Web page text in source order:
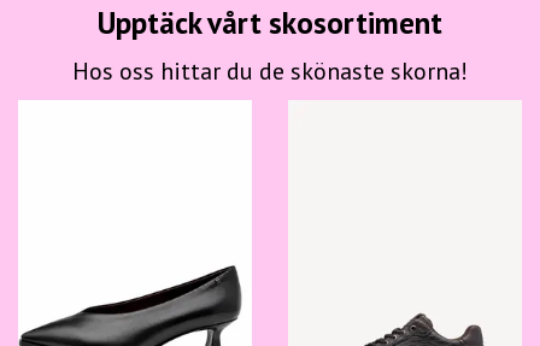
Upptäck vårt skosortiment
Hos oss hittar du de skönaste skorna!